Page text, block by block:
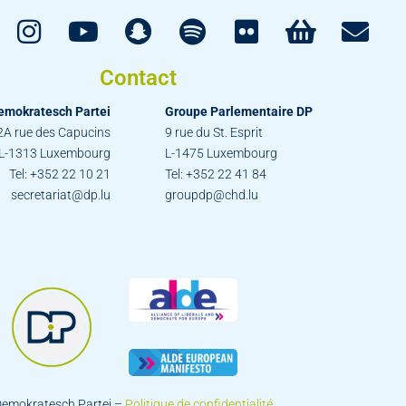
Contact
Partei
rue des Capucins
L-1313 Luxembourg
Tel: +352 22 10 21
secretariat@dp.lu
Groupe Parlementaire DP
9 rue du St. Esprit
L-1475 Luxembourg
Tel: +352 22 41 84
groupdp@chd.lu